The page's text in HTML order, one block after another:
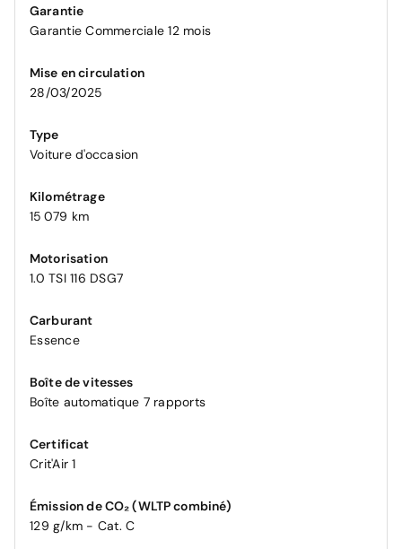
Garantie
Garantie Commerciale 12 mois
Mise en circulation
28/03/2025
Type
Voiture d'occasion
Kilométrage
15 079 km
Motorisation
1.0 TSI 116 DSG7
Carburant
Essence
Boîte de vitesses
Boîte automatique 7 rapports
Certificat
Crit'Air 1
Émission de CO₂ (WLTP combiné)
129 g/km - Cat. C